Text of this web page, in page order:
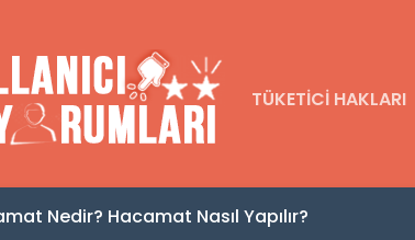
TÜKETICI HAKLARI
Oppo Realme C2 Kullanıcı Yorumları(Kaç TL,